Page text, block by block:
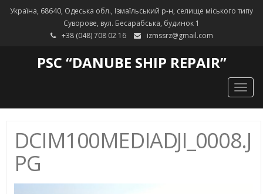
Україна, 68640, Одеська обл., Ізмаїльський р-н, селище міського типу
Суворове, вул. Бесарабська, будинок 1
+38 (048) 708 02 16
izmssrz@gmail.com
PSC “DANUBE SHIP REPAIR”
DCIM100MEDIADJI_0008.J
PG